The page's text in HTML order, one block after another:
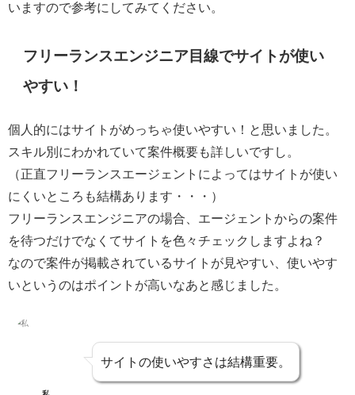
いますので参考にしてみてください。
フリーランスエンジニア目線でサイトが使い
やすい！
個人的にはサイトがめっちゃ使いやすい！ と思いました。
スキル別にわかれていて案件概要も詳しいですし。
（正直フリーランスエージェントによってはサイトが使い
にくいところ も結構あります・・・）
フリーランスエンジニアの場合、エージェントからの案件
を待つだけでなくてサイトを色々チェックしますよね？
なので案件が掲載されているサイトが見やすい、使いやす
いというのはポイントが高いなあと感じました。
サイトの使いやすさは結構重要。